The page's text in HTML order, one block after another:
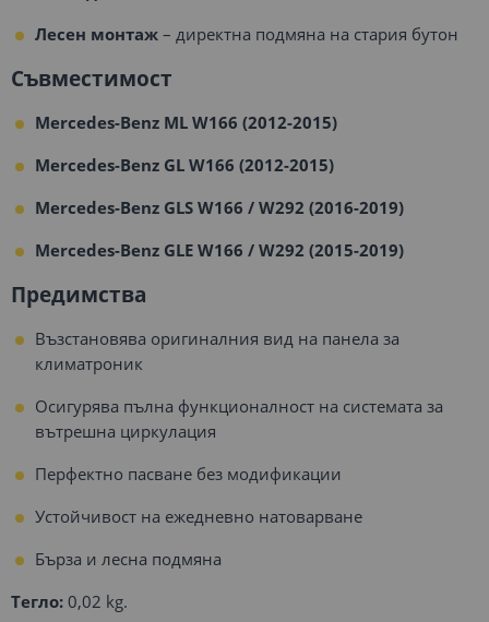
Лесен монтаж – директна подмяна на стария бутон
Съвместимост
Mercedes-Benz ML W166 (2012-2015)
Mercedes-Benz GL W166 (2012-2015)
Mercedes-Benz GLS W166 / W292 (2016-2019)
Mercedes-Benz GLE W166 / W292 (2015-2019)
Предимства
Възстановява оригиналния вид на панела за
климатроник
Осигурява пълна функционалност на системата за
вътрешна циркулация
Перфектно пасване без модификации
Устойчивост на ежедневно натоварване
Бърза и лесна подмяна
Тегло: 0,02 kg.